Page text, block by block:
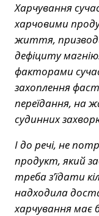
Харчування
харчовими
життя,
дефіциту
факторами
захоплення
переїдання, на
судинних
І до речі, не
продукт, який
треба з’їдати
надходила
харчування має